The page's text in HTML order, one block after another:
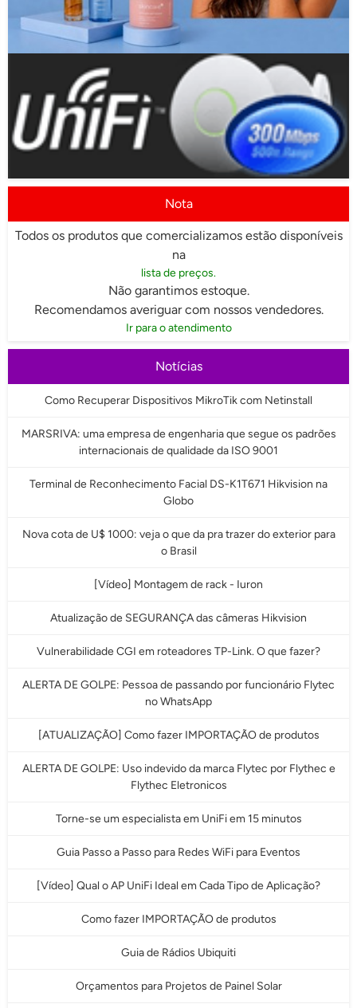
Nota
Todos os produtos que comercializamos estão disponíveis
na
lista de preços.
Não garantimos estoque.
Recomendamos averiguar com nossos vendedores.
Ir para o atendimento
Notícias
Como Recuperar Dispositivos MikroTik com Netinstall
MARSRIVA: uma empresa de engenharia que segue os padrões
internacionais de qualidade da ISO 9001
Terminal de Reconhecimento Facial DS-K1T671 Hikvision na
Globo
Nova cota de U$ 1000: veja o que da pra trazer do exterior para
o Brasil
[Vídeo] Montagem de rack - Iuron
Atualização de SEGURANÇA das câmeras Hikvision
Vulnerabilidade CGI em roteadores TP-Link. O que fazer?
ALERTA DE GOLPE: Pessoa de passando por funcionário Flytec
no WhatsApp
[ATUALIZAÇÃO] Como fazer IMPORTAÇÃO de produtos
ALERTA DE GOLPE: Uso indevido da marca Flytec por Flythec e
Flythec Eletronicos
Torne-se um especialista em UniFi em 15 minutos
Guia Passo a Passo para Redes WiFi para Eventos
[Vídeo] Qual o AP UniFi Ideal em Cada Tipo de Aplicação?
Como fazer IMPORTAÇÃO de produtos
Guia de Rádios Ubiquiti
Orçamentos para Projetos de Painel Solar